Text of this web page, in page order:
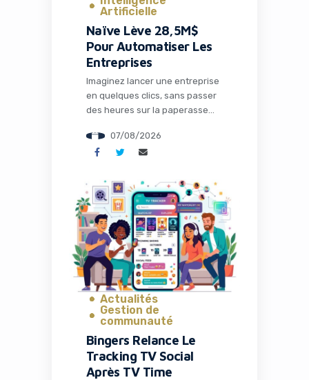
Artificielle
Naïve Lève 28,5M$
Pour Automatiser Les
Entreprises
Imaginez lancer une entreprise
en quelques clics, sans passer
des heures sur la paperasse
des outils ou la recherche de
solutions techniques. C’est
Naïve, une startup qui vient de
lever 28,5 millions de dollars
pour transformer radicalement
la façon dont les entrepreneurs
et les développeurs lancent et
gèrent […]
07/08/2026
Actualités
Gestion de
communauté
Bingers Relance Le
Tracking TV Social
Après TV Time